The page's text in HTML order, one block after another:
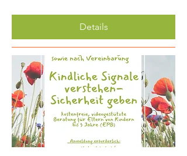
Details